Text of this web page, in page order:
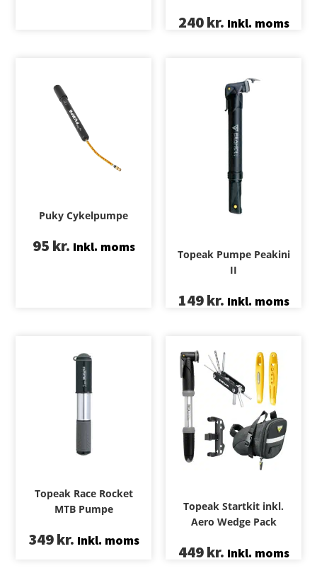
240kr. Inkl. moms
Puky Cykelpumpe
95 kr. Inkl. moms
Topeak Pumpe Peakini
II
149kr. Inkl. moms
Topeak Race Rocket
MTB Pumpe
349kr. Inkl. moms
Topeak Startkit inkl.
Aero Wedge Pack
449kr. Inkl. moms